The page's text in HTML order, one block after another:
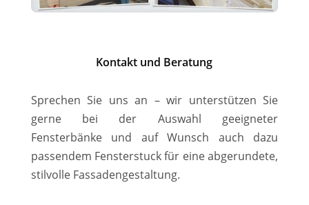
Kontakt und Beratung
Sprechen Sie uns an – wir unterstützen Sie
gerne bei der Auswahl geeigneter
Fensterbänke und auf Wunsch auch dazu
passendem Fensterstuck für eine abgerundete,
stilvolle Fassadengestaltung.